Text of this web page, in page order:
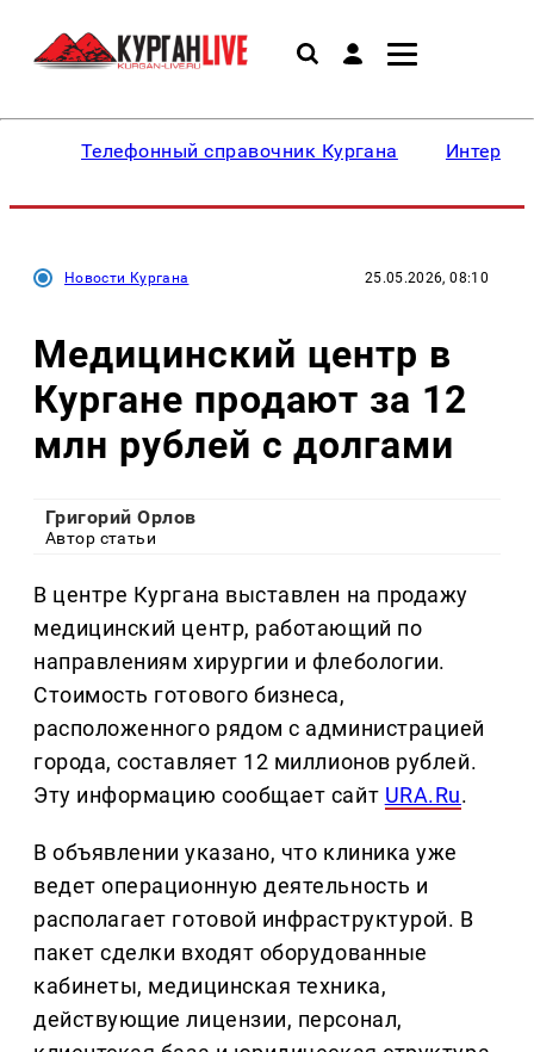
Телефонный справочник Кургана
Новости Кургана 25.05.2026, 08:10
Медицинский центр в
Кургане продают за 12
млн рублей с долгами
Григорий Орлов
Автор статьи
В центре Кургана выставлен на продажу
медицинский центр, работающий по
направлениям хирургии и флебологии.
Стоимость готового бизнеса,
расположенного рядом с администрацией
города, составляет 12 миллионов рублей.
Эту информацию сообщает сайт URA.Ru.
В объявлении указано, что клиника уже
ведет операционную деятельность и
располагает готовой инфраструктурой. В
пакет сделки входят оборудованные
кабинеты, медицинская техника,
действующие лицензии, персонал,